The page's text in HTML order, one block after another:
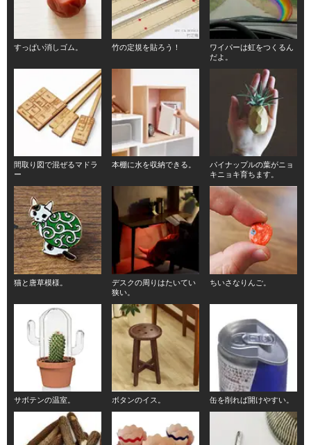
すっぱい消しゴム。 竹の定規を貼ろう！
ワイパーは虹をつくるん
だよ。
間取り図で混ぜるマドラ
ー
本棚に水を収納できる。
パイナップルの葉がニョ
キニョキ育ちます。
猫と唐草模様。
デスクの周りはたいてい
狭い。
ちいさなりんご。
サボテンの温室。 ボタンのイス。 缶を削れば開けやすい。